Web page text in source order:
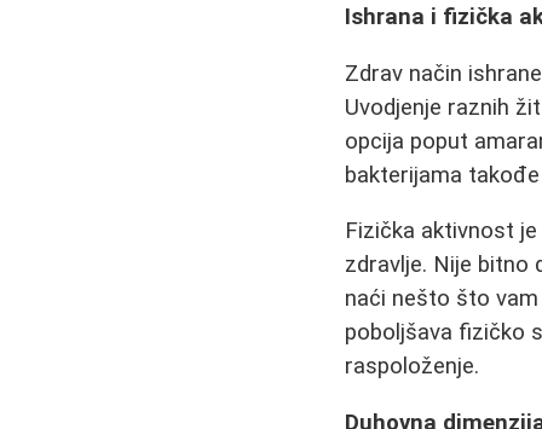
Ishrana i fizička
Zdrav način
Uvodjenje raznih
opcija poput
bakterijama
Fizička aktivnost
zdravlje. Nije bitno
naći nešto što
poboljšava fizičko
raspoloženje.
Duhovna